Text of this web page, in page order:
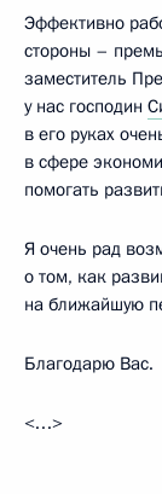
Эффективно
стороны –
заместитель
у нас господин
в его руках
в сфере
помогать
Я очень рад
о том, как
на ближайшую
Благодарю Вас.
<…>